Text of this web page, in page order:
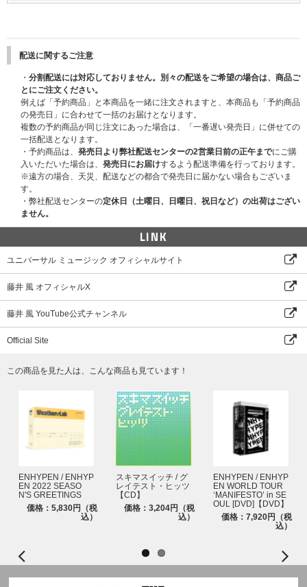
06. 満ちてゆく
07. 真っ白
配送に関するご注意
・ 分割配送には対応しておりません。別々の配送をご希望の場合は、商品ご
とにご注文ください。
例えば「予約商品」と本商品を一緒に注文されますと、本商品も「予約商品
の発売日」に合わせて一括のお届けとなります。
複数の予約商品が同じ注文にあった場合は、「一番遅い発売日」に併せての
一括配送となります。
・予約商品は、 発売日より弊社配送センターの2営業日前の正午までにご購
入いただいた場合は、 発売日にお届けするよう配送準備を行っております。
※遠方の場合、天災、配送などの都合で発売日に届かない場合もございま
す。
・弊社配送センターの定休日（土曜日、日曜日、祝日など）の出荷はござい
ません。
LINK
ユニバーサル ミュージック オフィシャルサイト
藤井 風 オフィシャルX
藤井 風 YouTube公式チャンネル
Official Site
この商品を見た人は、こんな商品も見ています！
ENHYPEN / ENHYP
EN 2022 SEASO
N'S GREETINGS
価格：5,830円（税
込）
スキマスイッチ / グ
レイテスト・ヒッツ
【CD】
価格：3,204円（税
込）
ENHYPEN / ENHYP
EN WORLD TOUR
‘MANIFESTO’ in SE
OUL [DVD]【DVD】
価格：7,920円（税
込）